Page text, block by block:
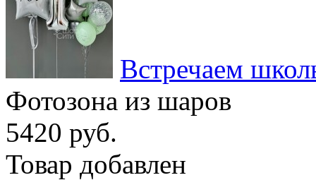
Встречаем
Фотозона из шаров
5420 руб.
Товар добавлен